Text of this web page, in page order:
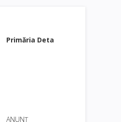
Primăria Deta
ANUNȚ